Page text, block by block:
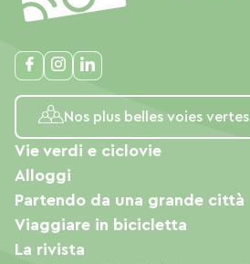
Nos plus belles voies vertes
Vie verdi e ciclovie
Alloggi
Partendo da una grande città
Viaggiare in bicicletta
La rivista